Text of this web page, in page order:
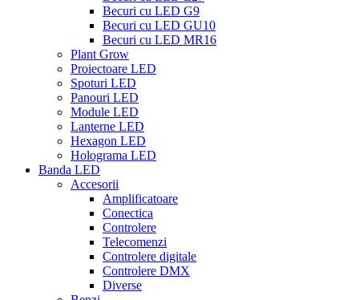
Becuri cu LED G9
Becuri cu LED GU10
Becuri cu LED MR16
Plant Grow
Proiectoare LED
Spoturi LED
Panouri LED
Module LED
Lanterne LED
Hexagon LED
Holograma LED
Banda LED
Accesorii
Amplificatoare
Conectica
Controlere
Telecomenzi
Controlere digitale
Controlere DMX
Diverse